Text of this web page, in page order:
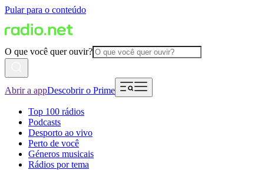
Pular para o conteúdo
O que você quer ouvir?
Abrir a appDescobrir o Prime
Top 100 rádios
Podcasts
Desporto ao vivo
Perto de você
Géneros musicais
Rádios por tema